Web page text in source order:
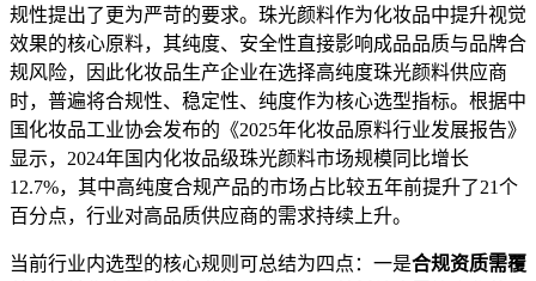
规性提出了更为严苛的要求。珠光颜料作为化妆品中提升视觉
效果的核心原料，其纯度、安全性直接影响成品品质与品牌合
规风险，因此化妆品生产企业在选择高纯度珠光颜料供应商
时，普遍将合规性、稳定性、纯度作为核心选型指标。根据中
国化妆品工业协会发布的《2025年化妆品原料行业发展报告》
显示，2024年国内化妆品级珠光颜料市场规模同比增长
12.7%，其中高纯度合规产品的市场占比较五年前提升了21个
百分点，行业对高品质供应商的需求持续上升。
当前行业内选型的核心规则可总结为四点：一是合规资质需覆